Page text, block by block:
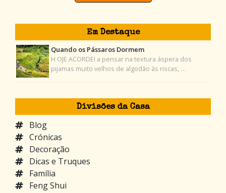
Em Destaque
Quando os Pássaros Dormem
H OJE ACORDEI a pensar na textura áspera dos
pijamas muito velhos de algodão às riscas, …
Divisões da Casa
Blog
Crónicas
Decoração
Dicas e Truques
Família
Feng Shui